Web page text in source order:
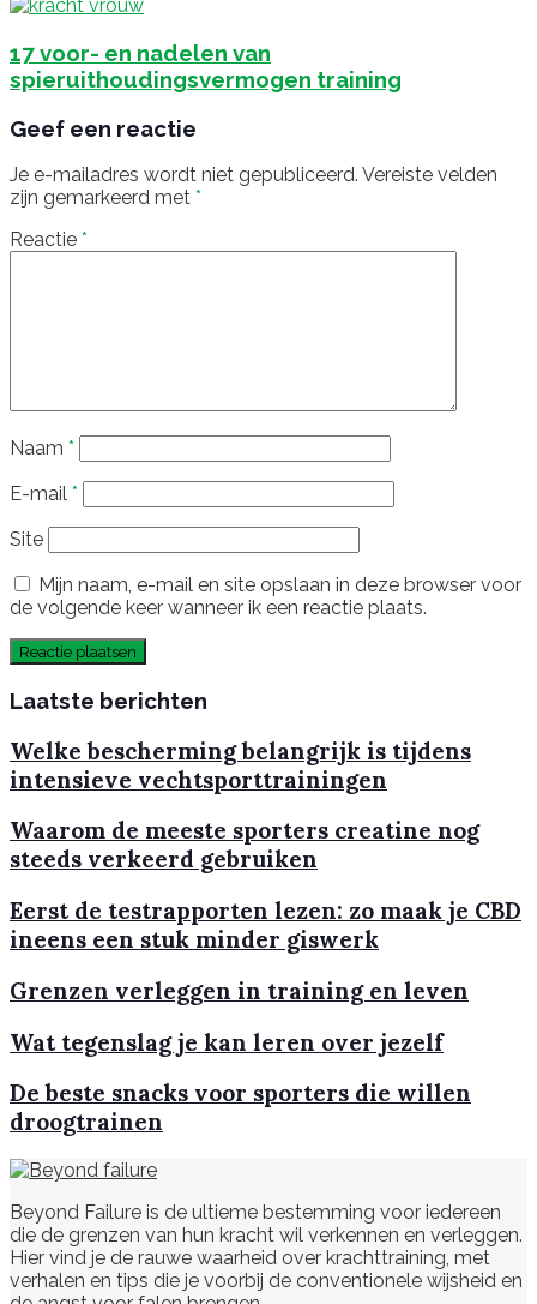
17 voor- en nadelen van
spieruithoudingsvermogen training
Geef een reactie
Je e-mailadres wordt niet gepubliceerd. Vereiste velden
zijn gemarkeerd met *
Reactie *
Naam *
E-mail *
Site
Mijn naam, e-mail en site opslaan in deze browser voor
de volgende keer wanneer ik een reactie plaats.
Laatste berichten
Welke bescherming belangrijk is tijdens
intensieve vechtsporttrainingen
Waarom de meeste sporters creatine nog
steeds verkeerd gebruiken
Eerst de testrapporten lezen: zo maak je CBD
ineens een stuk minder giswerk
Grenzen verleggen in training en leven
Wat tegenslag je kan leren over jezelf
De beste snacks voor sporters die willen
droogtrainen
Beyond Failure is de ultieme bestemming voor iedereen
die de grenzen van hun kracht wil verkennen en verleggen.
Hier vind je de rauwe waarheid over krachttraining, met
verhalen en tips die je voorbij de conventionele wijsheid en